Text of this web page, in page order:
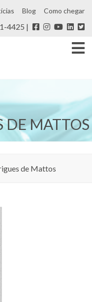
Blog Como chegar
4425
DE MATTOS
de Mattos